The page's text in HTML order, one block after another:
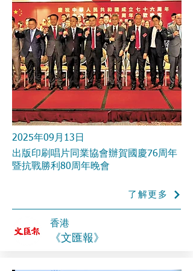
2025年09月13日
出版印刷唱片同業協會辦賀國慶76周年
暨抗戰勝利80周年晚會
了解更多
香港
《文匯報》